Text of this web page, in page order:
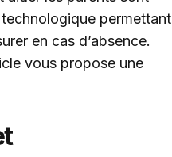
permettant
en cas d’absence.
vous propose une